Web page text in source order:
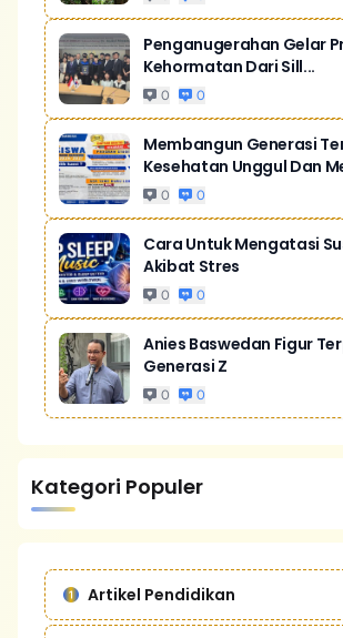
Penganugerahan Gelar
Kehormatan Dari Sill...
0 0
Membangun Generasi
Kesehatan Unggul Dan
0 0
Cara Untuk Mengatasi
Akibat Stres
0 0
Anies Baswedan Figur
Generasi Z
0 0
Kategori Populer
Artikel Pendidikan